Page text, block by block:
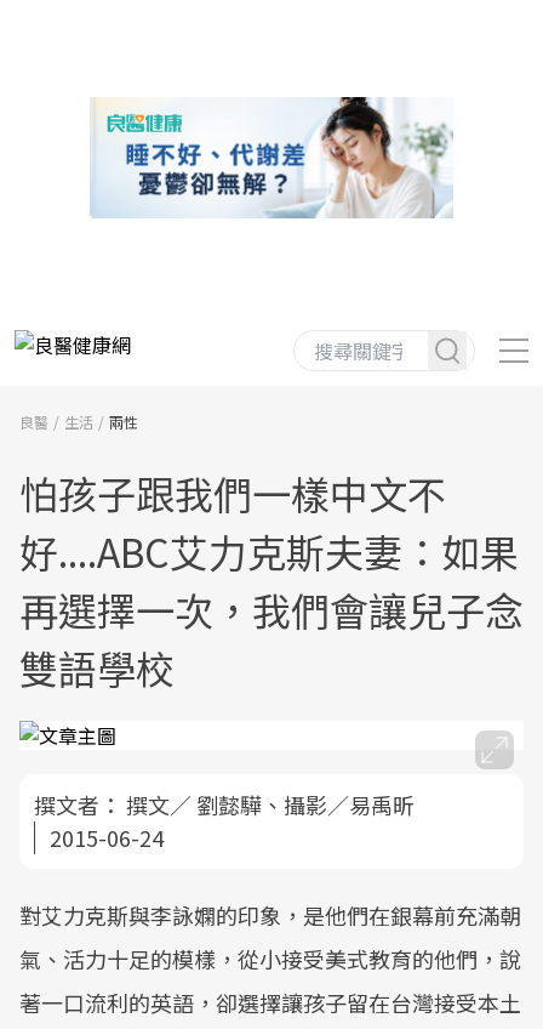
良醫 生活 兩性
怕孩子跟我們一樣中文不
好....ABC艾力克斯夫妻：如果
再選擇一次，我們會讓兒子念
雙語學校
撰文者： 撰文／ 劉懿驊、攝影／易禹昕
2015-06-24
對艾力克斯與李詠嫻的印象，是他們在銀幕前充滿朝
氣、活力十足的模樣，從小接受美式教育的他們，說
著一口流利的英語，卻選擇讓孩子留在台灣接受本土